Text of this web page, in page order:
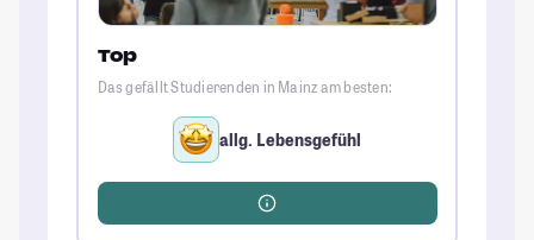
Top
Das gefällt Studierenden in Mainz am besten:
allg. Lebensgefühl